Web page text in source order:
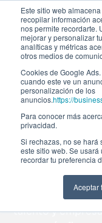
Este sitio web
recopilar información
nos permite recordarte.
mejorar y personalizar
analíticas y métricas
otros medios de
Cookies de Google
cuando este ve un
personalización de los
anuncios.https://
Para conocer más
privacidad.
Si rechazas, no se
este sitio web. Se
recordar tu preferencia
Aceptar
Afi
Un espacio
talento y